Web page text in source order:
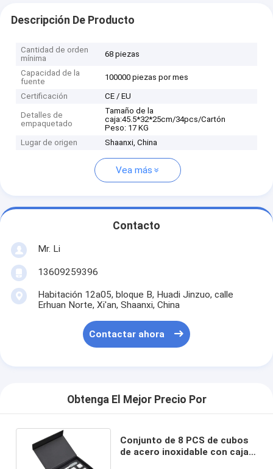
Descripción De Producto
Cantidad de orden
mínima
68 piezas
Capacidad de la
fuente
100000 piezas por mes
Certificación CE / EU
Detalles de
empaquetado
Tamaño de la
caja:45.5*32*25cm/34pcs/Cartón
Peso: 17 KG
Lugar de origen
Shaanxi, China
Vea más
Contacto
Mr. Li
13609259396
Habitación 12a05, bloque B, Huadi Jinzuo, calle
Erhuan Norte, Xi'an, Shaanxi, China
Contactar ahora
Obtenga El Mejor Precio Por
Conjunto de 8 PCS de cubos
de acero inoxidable con caja